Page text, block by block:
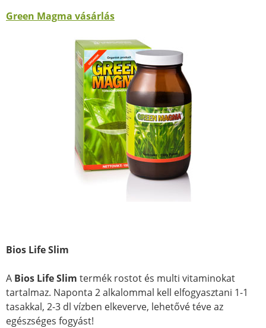
Green Magma vásárlás
Bios Life Slim
A Bios Life Slim termék rostot és multi vitaminokat
tartalmaz. Naponta 2 alkalommal kell elfogyasztani 1-1
tasakkal, 2-3 dl vízben elkeverve, lehetővé téve az
egészséges fogyást!